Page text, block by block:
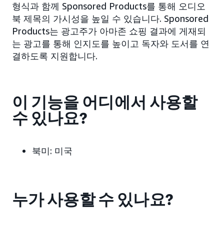
형식과 함께 Sponsored Products를 통해 오디오
북 제목의 가시성을 높일 수 있습니다. Sponsored
Products는 광고주가 아마존 쇼핑 결과에 게재되
는 광고를 통해 인지도를 높이고 독자와 도서를 연
결하도록 지원합니다.
이 기능을 어디에서 사용할
수 있나요?
북미: 미국
누가 사용할 수 있나요?